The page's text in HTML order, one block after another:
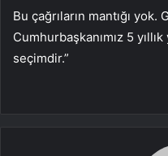
Bu çağrıların mantığı
Cumhurbaşkanımız 5
seçimdir.”